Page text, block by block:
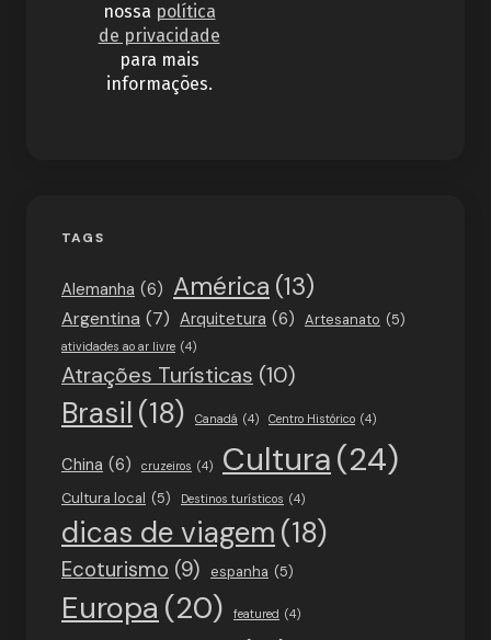
nossa política
de privacidade
para mais
informações.
TAGS
Alemanha (6) América (13)
Argentina (7) Arquitetura (6) Artesanato (5)
atividades ao ar livre (4)
Atrações Turísticas (10)
Brasil (18) Canadá (4) Centro Histórico (4)
China (6) cruzeiros (4) Cultura(24)
Cultura local (5) Destinos turísticos (4)
dicas de viagem (18)
Ecoturismo (9) espanha (5)
Europa (20) featured (4)